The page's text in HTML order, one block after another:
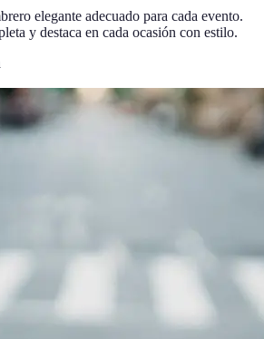
elegante adecuado para cada evento.
y destaca en cada ocasión con estilo.